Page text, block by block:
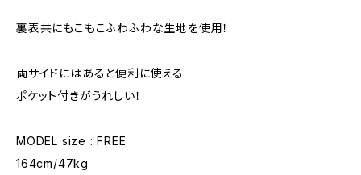
裏表共にもこもこふわふわな生地を使用！
両サイドにはあると便利に使える
ポケット付きがうれしい！
MODEL size : FREE
164cm/47kg